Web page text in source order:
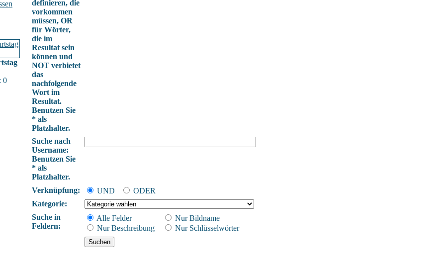
0
definieren, die
vorkommen
müssen, OR
für Wörter,
die im
Resultat sein
können und
NOT verbietet
das
nachfolgende
Wort im
Resultat.
Benutzen Sie
* als
Platzhalter.
Suche nach
Username:
Benutzen Sie
* als
Platzhalter.
Verknüpfung:
UND
ODER
Kategorie:
Suche in
Feldern:
Alle Felder
Nur Bildname
Nur Beschreibung
Nur Schlüsselwörter